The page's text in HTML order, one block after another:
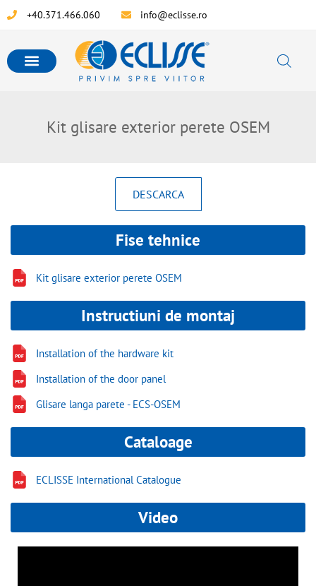
+40.371.466.060 info@eclisse.ro
Kit glisare exterior perete OSEM
DESCARCA
Fise tehnice
Kit glisare exterior perete OSEM
Instructiuni de montaj
Installation of the hardware kit
Installation of the door panel
Glisare langa parete - ECS-OSEM
Cataloage
ECLISSE International Catalogue
Video